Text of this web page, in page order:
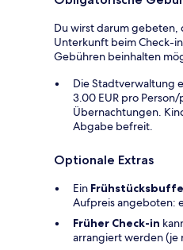
Du wirst darum
Unterkunft beim Check-
Gebühren beinhalten
Die Stadtverwaltung
3.00 EUR pro
Übernachtungen.
Abgabe befreit.
Optionale Extras
Ein
Aufpreis angeboten:
Früher Check-in
arrangiert werden (je